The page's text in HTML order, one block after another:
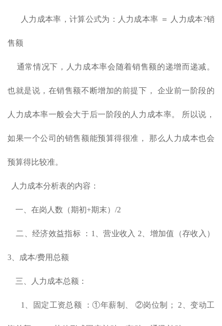
人力成本率，计算公式为：人力成本率 ＝ 人力成本?销
售额
通常情况下，人力成本率会随着销售额的递增而递减。
也就是说，在销售额不断增加的前提下， 企业前一阶段的
人力成本率一般会大于后一阶段的人力成本率。 所以说，
如果一个公司的销售额能预算得很准， 那么人力成本也会
预算得比较准。
人力成本分析表的内容：
一、在岗人数（期初+期末）/2
二、经济效益指标 ：1、营业收入 2、增加值（存收入）
3、成本/费用总额
三、人力成本总额：
1、固定工资总额 ：①年薪制、 ②岗位制； 2、变动工